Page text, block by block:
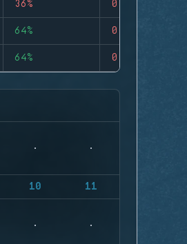
36% 0
64% 0
64% 0
10 11